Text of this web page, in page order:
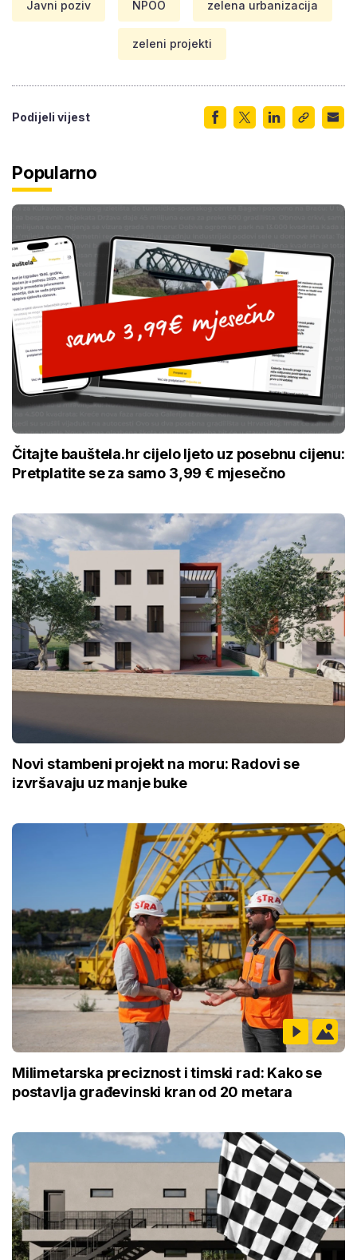
Javni poziv NPOO zelena urbanizacija
zeleni projekti
Podijeli vijest
Popularno
Čitajte bauštela.hr cijelo ljeto uz posebnu cijenu:
Pretplatite se za samo 3,99 € mjesečno
Novi stambeni projekt na moru: Radovi se
izvršavaju uz manje buke
Milimetarska preciznost i timski rad: Kako se
postavlja građevinski kran od 20 metara